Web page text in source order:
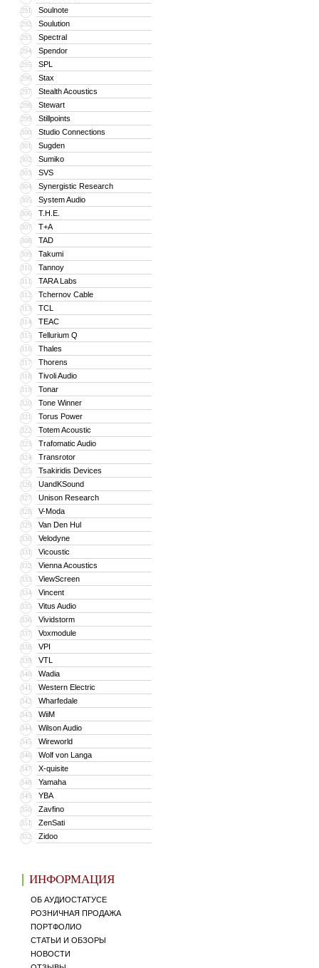
291 Soulnote
292 Soulution
293 Spectral
294 Spendor
295 SPL
296 Stax
297 Stealth Acoustics
298 Stewart
299 Stillpoints
300 Studio Connections
301 Sugden
302 Sumiko
303 SVS
304 Synergistic Research
305 System Audio
306 T.H.E.
307 T+A
308 TAD
309 Takumi
310 Tannoy
311 TARA Labs
312 Tchernov Cable
313 TCL
314 TEAC
315 Tellurium Q
316 Thales
317 Thorens
318 Tivoli Audio
319 Tonar
320 Tone Winner
321 Torus Power
322 Totem Acoustic
323 Trafomatic Audio
324 Transrotor
325 Tsakiridis Devices
326 UandKSound
327 Unison Research
328 V-Moda
329 Van Den Hul
330 Velodyne
331 Vicoustic
332 Vienna Acoustics
333 ViewScreen
334 Vincent
335 Vitus Audio
336 Vividstorm
337 Voxmodule
338 VPI
339 VTL
340 Wadia
341 Western Electric
342 Wharfedale
343 WiiM
344 Wilson Audio
345 Wireworld
346 Wolf von Langa
347 X-quisite
348 Yamaha
349 YBA
350 Zavfino
351 ZenSati
352 Zidoo
ИНФОРМАЦИЯ
ОБ АУДИОСТАТУСЕ
РОЗНИЧНАЯ ПРОДАЖА
ПОРТФОЛИО
СТАТЬИ И ОБЗОРЫ
НОВОСТИ